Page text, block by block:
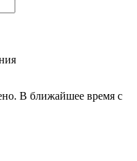
В ближайшее время с